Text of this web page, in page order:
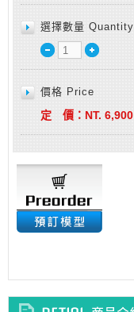
選擇數量 Quantity
價格 Price
定 價： NT. 6,900